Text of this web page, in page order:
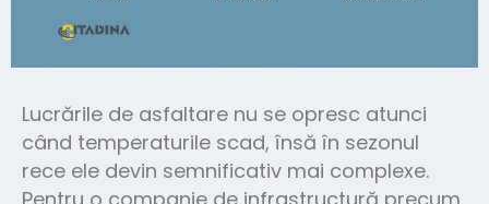
Lucrările de asfaltare nu se opresc atunci
când temperaturile scad, însă în sezonul
rece ele devin semnificativ mai complexe.